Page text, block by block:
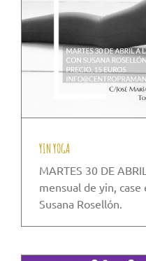
YIN YOGA
MARTES 30 DE
mensual de yin,
Susana Rosellón.